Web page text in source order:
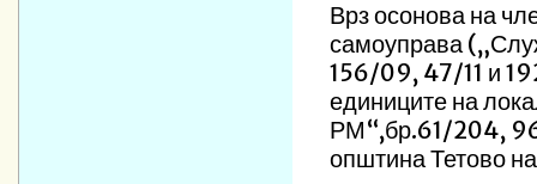
Врз осонова на
самоуправа
156/09, 47/11 и
единиците на
РМ“,бр.61/204,
општина Тетово